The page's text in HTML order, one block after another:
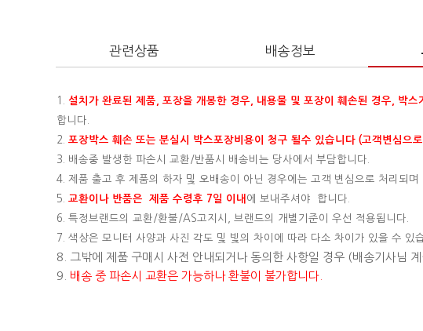
관련상품 배송정보
1. 설치가 완료된 제품, 포장을 개봉한 경우, 내용물 및 포장이 훼손된 경우, 박
합니다.
2. 포장박스 훼손 또는 분실시 박스포장비용이 청구 될수 있습니다 (고객변심
3. 배송중 발생한 파손시 교환/반품시 배송비는 당사에서 부담합니다.
4. 제품 출고 후 제품의 하자 및 오배송이 아닌 경우에는 고객 변심으로 처리되
5. 교환이나 반품은 제품 수령후 7일 이내 에 보내주셔야 합니다.
6. 특정브랜드의 교환/환불/AS고지시, 브랜드의 개별기준이 우선 적용됩니다.
7. 색상은 모니터 사양과 사진 각도 및 빛의 차이에 따라 다소 차이가 있을 수
8. 그밖에 제품 구매시 사전 안내되거나 동의한 사항일 경우 (배송기사님
9. 배송 중 파손시 교환은 가능하나 환불이 불가합니다.